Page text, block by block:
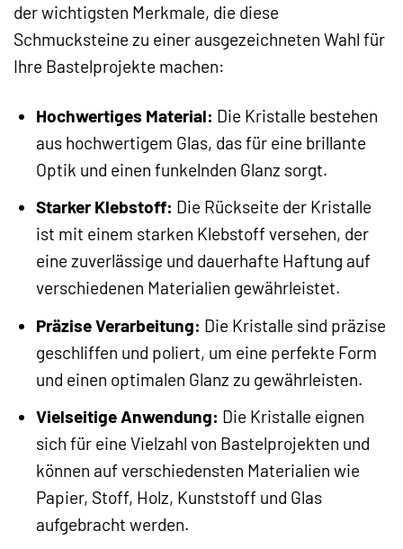
der wichtigsten Merkmale, die diese
Schmucksteine zu einer ausgezeichneten Wahl für
Ihre Bastelprojekte machen:
Hochwertiges Material: Die Kristalle bestehen
aus hochwertigem Glas, das für eine brillante
Optik und einen funkelnden Glanz sorgt.
Starker Klebstoff: Die Rückseite der Kristalle
ist mit einem starken Klebstoff versehen, der
eine zuverlässige und dauerhafte Haftung auf
verschiedenen Materialien gewährleistet.
Präzise Verarbeitung: Die Kristalle sind präzise
geschliffen und poliert, um eine perfekte Form
und einen optimalen Glanz zu gewährleisten.
Vielseitige Anwendung: Die Kristalle eignen
sich für eine Vielzahl von Bastelprojekten und
können auf verschiedensten Materialien wie
Papier, Stoff, Holz, Kunststoff und Glas
aufgebracht werden.